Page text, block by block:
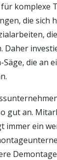
komplexe
die sich
Säge, die an
gut an.
immer ein